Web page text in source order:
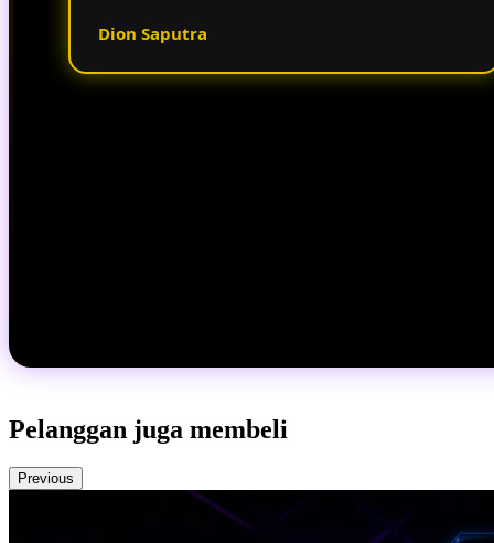
Dion Saputra
Pelanggan juga membeli
Previous